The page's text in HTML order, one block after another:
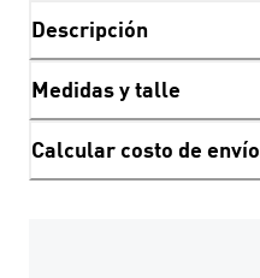
Descripción
Medidas y talle
Calcular costo de envío